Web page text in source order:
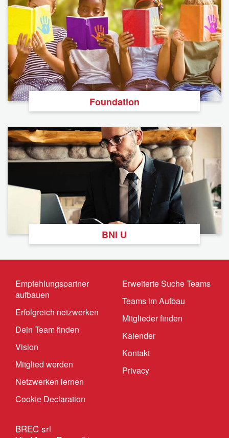
Foundation
BNI U
Empfehlungspartner
aufbauen
Erfolgreich netzwerken
Dein Team finden
Vision
Mitglied werden
Netzwerken lernen
Cookie Declaration
Erweiterte Suche Teams
Teams im Aufbau
Mitglieder finden
Kalender
Kontakt
Privacy
BREC srl